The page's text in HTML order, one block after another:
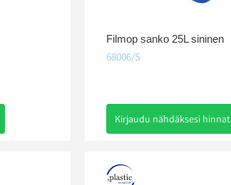
Filmop sanko 25L sininen
68006/S
Kirjaudu nähdäksesi hinnat